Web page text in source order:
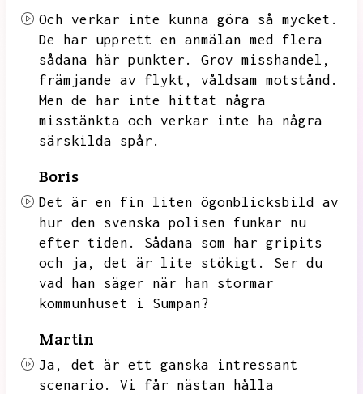
Och verkar inte kunna göra så mycket.
De har upprett en anmälan med flera
sådana här punkter.
Grov misshandel,
främjande av flykt,
våldsam motstånd.
Men de har inte hittat några
misstänkta och verkar inte ha några
särskilda spår.
Boris
Det är en fin liten ögonblicksbild av
hur den svenska polisen funkar nu
efter tiden.
Sådana som har gripits
och ja,
det är lite stökigt.
Ser du
vad han säger när han stormar
kommunhuset i Sumpan?
Martin
Ja,
det är ett ganska intressant
scenario.
Vi får nästan hålla